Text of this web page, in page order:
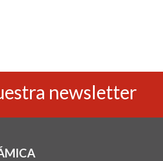
newsletter